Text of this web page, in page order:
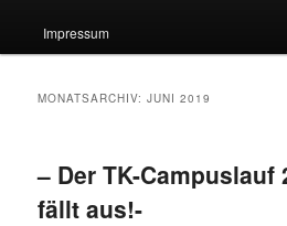
Impressum
MONATSARCHIV:JUNI 2019
– Der TK-Campuslauf
fällt aus!-